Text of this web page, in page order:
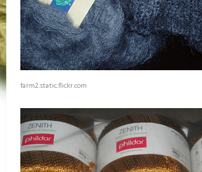
farm2.static.flickr.com